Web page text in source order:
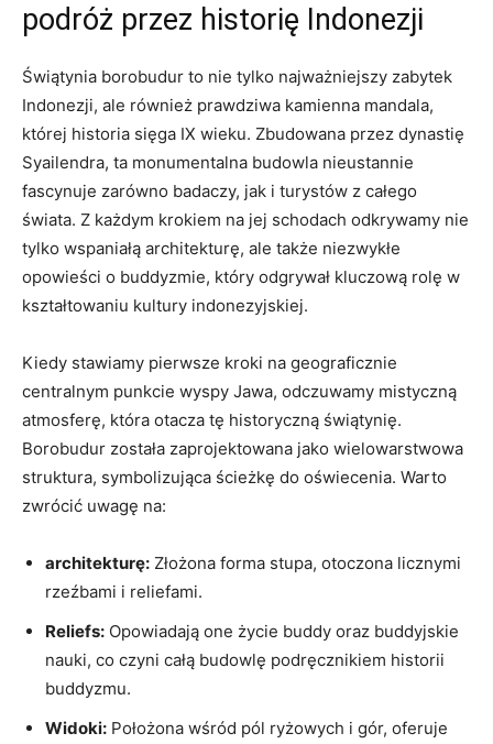
podróż przez historię Indonezji
Świątynia borobudur to nie tylko najważniejszy zabytek
Indonezji, ale również prawdziwa kamienna mandala,
której historia sięga IX wieku. Zbudowana przez dynastię
Syailendra, ta monumentalna budowla nieustannie
fascynuje zarówno badaczy, jak i turystów z całego
świata. Z każdym krokiem na jej schodach odkrywamy nie
tylko wspaniałą architekturę, ale także niezwykłe
opowieści o buddyzmie, który odgrywał kluczową rolę w
kształtowaniu kultury indonezyjskiej.
Kiedy stawiamy pierwsze kroki na geograficznie
centralnym punkcie wyspy Jawa, odczuwamy mistyczną
atmosferę, która otacza tę historyczną świątynię.
Borobudur została zaprojektowana jako wielowarstwowa
struktura, symbolizująca ścieżkę do oświecenia. Warto
zwrócić uwagę na:
architekturę: Złożona forma stupa, otoczona licznymi
rzeźbami i reliefami.
Reliefs: Opowiadają one życie buddy oraz buddyjskie
nauki, co czyni całą budowlę podręcznikiem historii
buddyzmu.
Widoki: Położona wśród pól ryżowych i gór, oferuje